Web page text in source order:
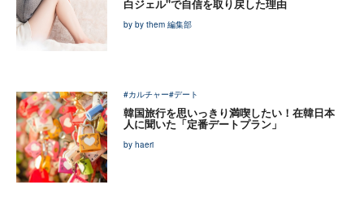
白ジェル"で自信を取り戻した理由
by by them 編集部
#カルチャー#デート
韓国旅行を思いっきり満喫したい！在韓日本
人に聞いた「定番デートプラン」
by haeri